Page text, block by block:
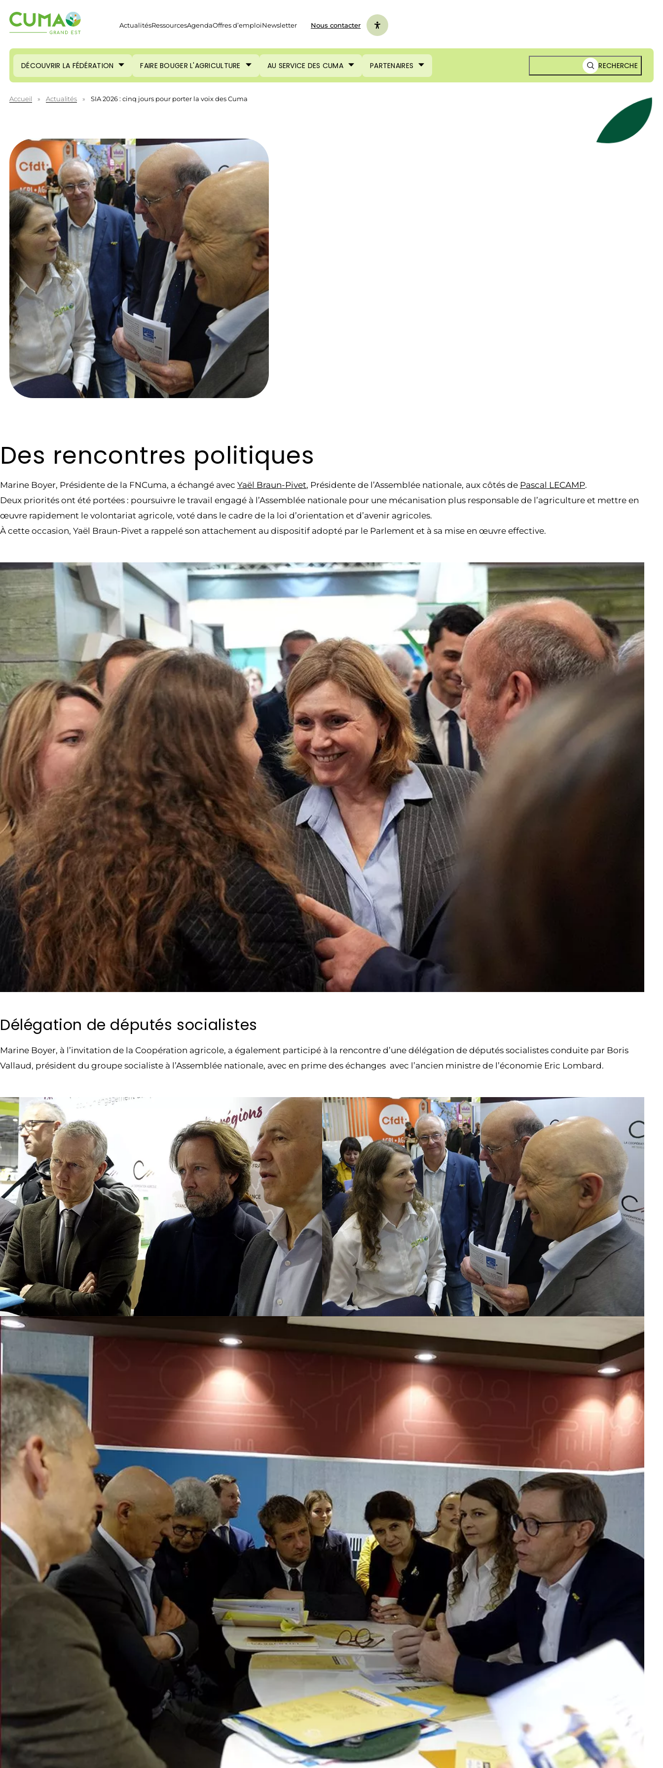
ActualitésRessourcesAgendaOffres d’emploiNewsletter Nous contacter
DÉCOUVRIR LA FÉDÉRATION FAIRE BOUGER L'AGRICULTURE AU SERVICE DES CUMA PARTENAIRES RECHERCHE
Accueil » Actualités » SIA 2026 : cinq jours pour porter la voix des Cuma
Des rencontres politiques
Marine Boyer, Présidente de la FNCuma, a échangé avec Yaël Braun-Pivet, Présidente de l’Assemblée nationale, aux côtés de Pascal LECAMP.
Deux priorités ont été portées : poursuivre le travail engagé à l’Assemblée nationale pour une mécanisation plus responsable de l’agriculture et mettre en
œuvre rapidement le volontariat agricole, voté dans le cadre de la loi d’orientation et d’avenir agricoles.
À cette occasion, Yaël Braun-Pivet a rappelé son attachement au dispositif adopté par le Parlement et à sa mise en œuvre effective.
Délégation de députés socialistes
Marine Boyer, à l’invitation de la Coopération agricole, a également participé à la rencontre d’une délégation de députés socialistes conduite par Boris
Vallaud, président du groupe socialiste à l’Assemblée nationale, avec en prime des échanges avec l’ancien ministre de l’économie Eric Lombard.